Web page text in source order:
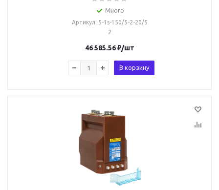
Много
Артикул: 5-1s-150/5-2-20/5
2
46 585.56₽/шт
В корзину